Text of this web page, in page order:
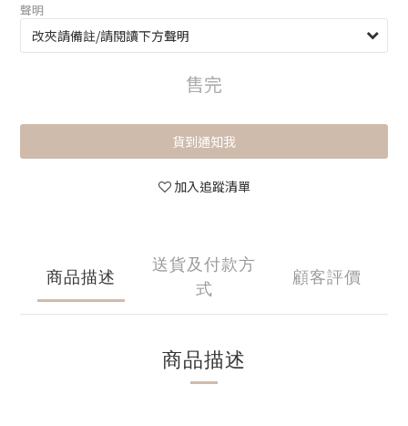
聲明
售完
貨到通知我
加入追蹤清單
商品描述
送貨及付款方
式
顧客評價
商品描述